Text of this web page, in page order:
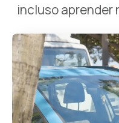
incluso aprender